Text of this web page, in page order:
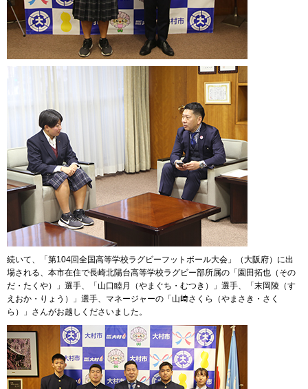
続いて、「第104回全国高等学校ラグビーフットボール大会」（大阪府）に出
場される、本市在住で長崎北陽台高等学校ラグビー部所属の「園田拓也（その
だ・たくや）」選手、「山口睦月（やまぐち・むつき）」選手、「末岡陵（す
えおか・りょう）」選手、マネージャーの「山﨑さくら（やまさき・さく
ら）」さんがお越しくださいました。